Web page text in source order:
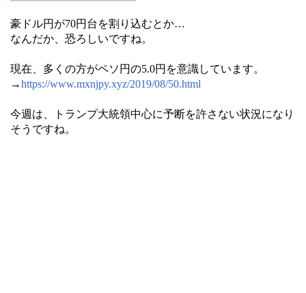
豪ドル円が70円台を割り込むとか…
なんだか、恐ろしいですね。
現在、多くの方がペソ円の5.0円を意識しています。
→https://www.mxnjpy.xyz/2019/08/50.html
今週は、トランプ大統領中心に予断を許さない状況になり
そうですね。